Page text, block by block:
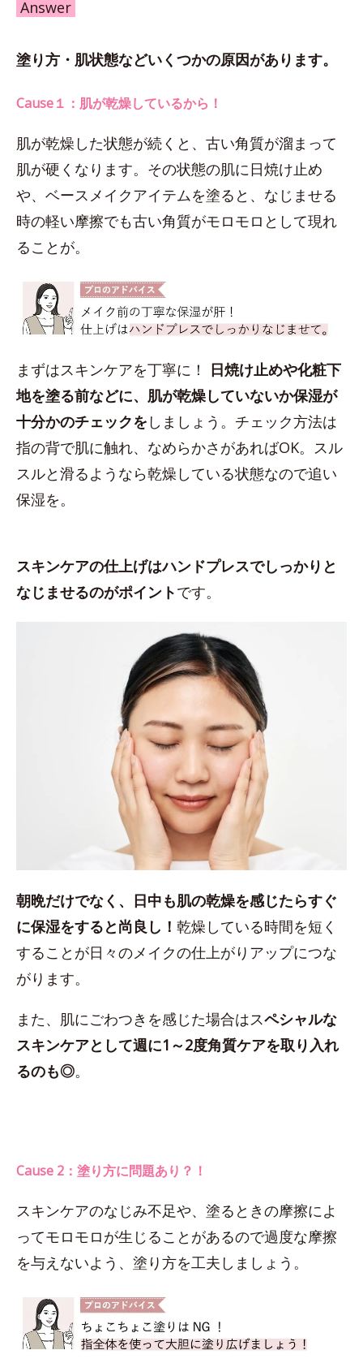
Answer
塗り方・肌状態などいくつかの原因があります。
Cause１：肌が乾燥しているから！
肌が乾燥した状態が続くと、古い角質が溜まって
肌が硬くなります。その状態の肌に日焼け止め
や、ベースメイクアイテムを塗ると、なじませる
時の軽い摩擦でも古い角質がモロモロとして現れ
ることが。
まずはスキンケアを丁寧に！
日焼け止めや化粧下
地を塗る前などに、肌が乾燥していないか保湿が
十分かのチェックを しましょう。チェック方法は
指の背で肌に触れ、なめらかさがあればOK。スル
スルと滑るようなら乾燥している状態なので追い
保湿を。
スキンケアの仕上げはハンドプレスでしっかりと
なじませるのがポイントです。
朝晩だけでなく、日中も肌の乾燥を感じたらすぐ
に保湿をすると尚良し！ 乾燥している時間を短く
することが日々のメイクの仕上がりアップにつな
がります。
また、肌にごわつきを感じた場合はスペシャルな
スキンケアとして週に1～2度角質ケアを取り入れ
るのも◎。
Cause 2：塗り方に問題あり？！
スキンケアのなじみ不足や、塗るときの摩擦によ
ってモロモロが生じることがあるので過度な摩擦
を与えないよう、塗り方を工夫しましょう。